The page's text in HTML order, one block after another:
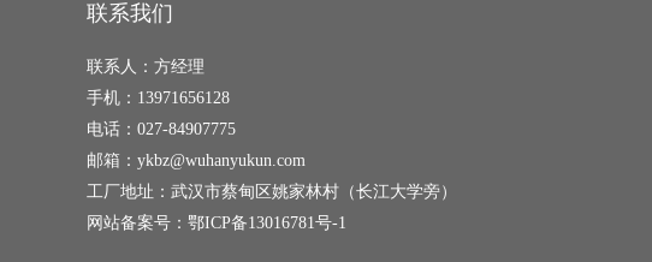
联系我们
联系人：方经理
手机：13971656128
电话：027-84907775
邮箱：ykbz@wuhanyukun.com
工厂地址：武汉市蔡甸区姚家林村（长江大学旁）
网站备案号： 鄂ICP备13016781号-1